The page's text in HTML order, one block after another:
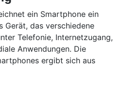
ein Smartphone ein
Gerät, das verschiedene
Telefonie, Internetzugang,
Anwendungen. Die
ergibt sich aus